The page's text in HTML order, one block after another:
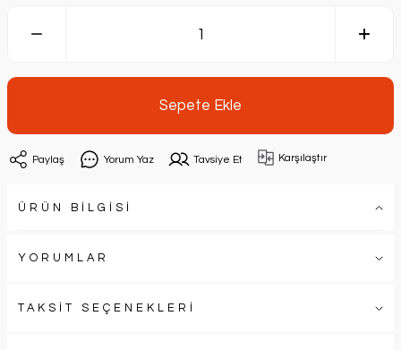
Sepete Ekle
Paylaş Yorum Yaz Tavsiye Et Karşılaştır
ÜRÜN BİLGİSİ
YORUMLAR
TAKSİT SEÇENEKLERİ